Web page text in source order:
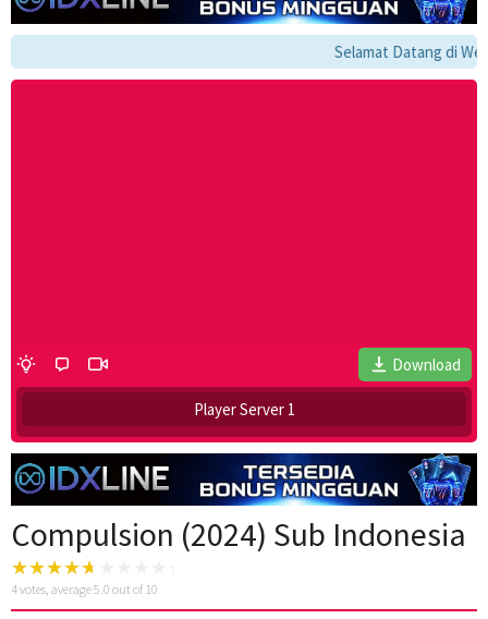
Selamat Datang di
Download
Player Server 1
Compulsion (2024) Sub Indonesia
4votes, average5.0 out of 10